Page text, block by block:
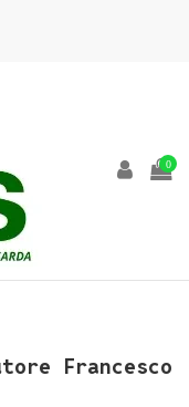
0
Francesco